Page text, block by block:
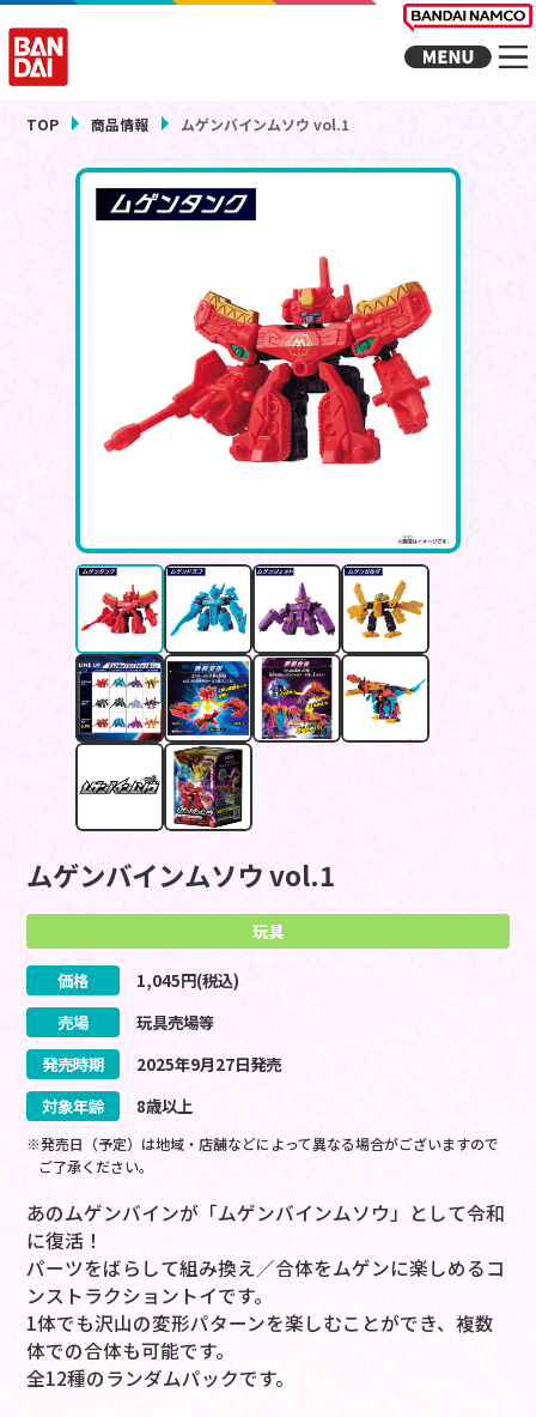
TOP 商品情報 ムゲンバインムソウ vol.1
ムゲンバインムソウ vol.1
玩具
価格 1,045円(税込)
売場
玩具売場等
発売時期
2025年9月27日発売
対象年齢
8歳以上
※発売日（予定）は地域・店舗などによって異なる場合がございますので
ご了承ください。
あのムゲンバインが「ムゲンバインムソウ」として令和
に復活！
パーツをばらして組み換え／合体をムゲンに楽しめるコ
ンストラクショントイです。
1体でも沢山の変形パターンを楽しむことができ、複数
体での合体も可能です。
全12種のランダムパックです。